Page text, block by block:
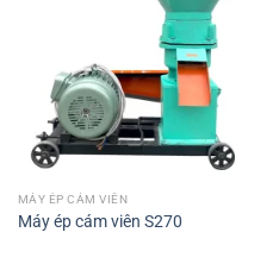
MÁY ÉP CÁM VIÊN
Máy ép cám viên S270